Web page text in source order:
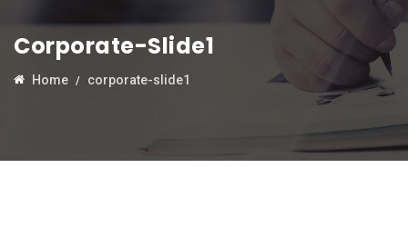
Corporate-Slide1
Home corporate-slide1